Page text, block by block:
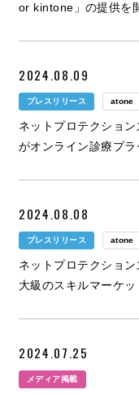
or kintone」の提供を
2024.08.09
プレスリリース atone
ネットプロテクショ
がオンライン診療プ
2024.08.08
プレスリリース atone
ネットプロテクショ
大級のスキルマーケ
2024.07.25
メディア掲載